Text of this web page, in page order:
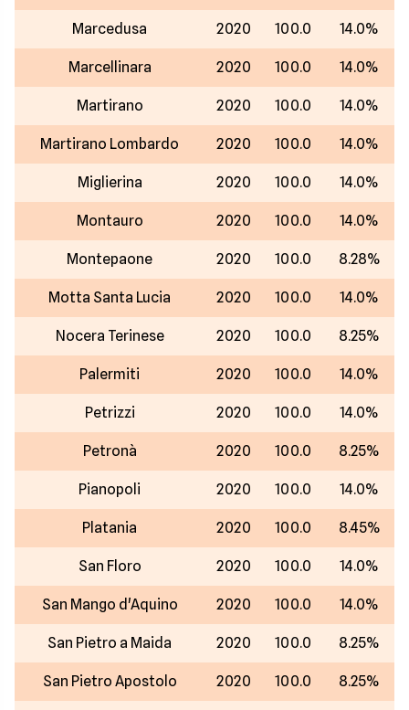
Marcedusa 2020 100.0 14.0%
Marcellinara 2020 100.0 14.0%
Martirano 2020 100.0 14.0%
Martirano Lombardo 2020 100.0 14.0%
Miglierina 2020 100.0 14.0%
Montauro 2020 100.0 14.0%
Montepaone 2020 100.0 8.28%
Motta Santa Lucia 2020 100.0 14.0%
Nocera Terinese 2020 100.0 8.25%
Palermiti 2020 100.0 14.0%
Petrizzi 2020 100.0 14.0%
Petronà 2020 100.0 8.25%
Pianopoli 2020 100.0 14.0%
Platania 2020 100.0 8.45%
San Floro 2020 100.0 14.0%
San Mango d'Aquino 2020 100.0 14.0%
San Pietro a Maida 2020 100.0 8.25%
San Pietro Apostolo 2020 100.0 8.25%